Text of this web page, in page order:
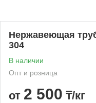
Нержавеющая
304
В наличии
Опт и розница
от 2 500 ₸/кг